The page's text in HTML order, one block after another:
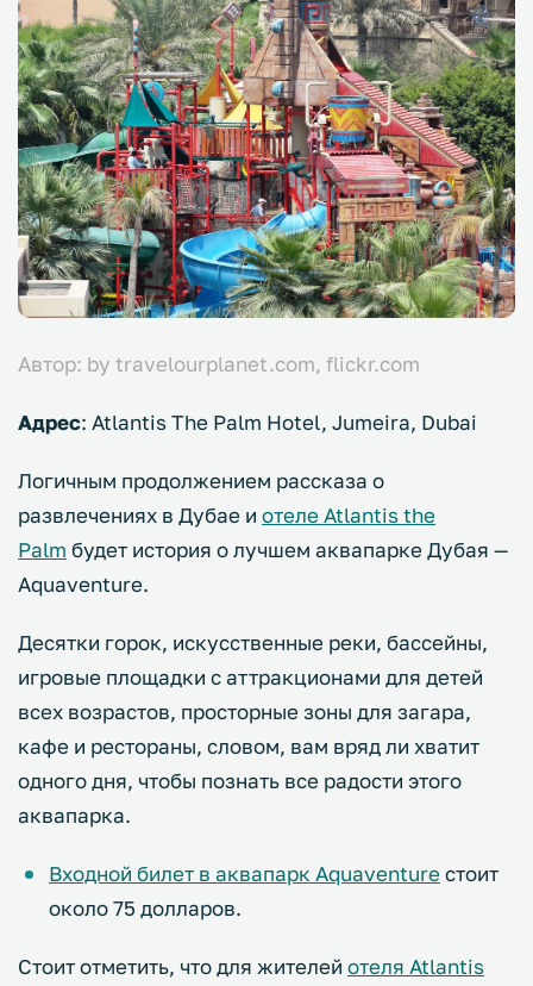
Автор: by travelourplanet.com, flickr.com
Адрес: Atlantis The Palm Hotel, Jumeira, Dubai
Логичным продолжением рассказа о
развлечениях в Дубае и отеле Atlantis the
Palm будет история о лучшем аквапарке Дубая —
Aquaventure.
Десятки горок, искусственные реки, бассейны,
игровые площадки с аттракционами для детей
всех возрастов, просторные зоны для загара,
кафе и рестораны, словом, вам вряд ли хватит
одного дня, чтобы познать все радости этого
аквапарка.
Входной билет в аквапарк Aquaventure стоит
около 75 долларов.
Стоит отметить, что для жителей отеля Atlantis